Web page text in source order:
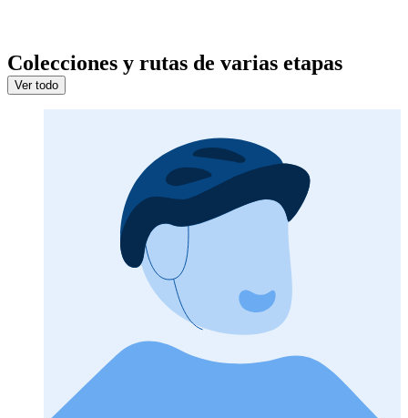
Colecciones y rutas de varias etapas
Ver todo